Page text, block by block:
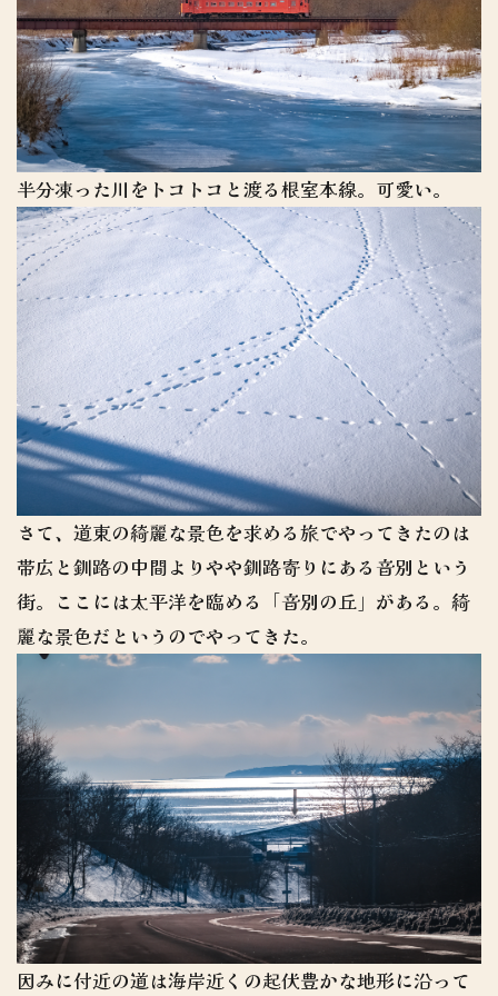
半分凍った川をトコトコと渡る根室本線。可愛い。
さて、道東の綺麗な景色を求める旅でやってきたのは
帯広と釧路の中間よりやや釧路寄りにある音別という
街。ここには太平洋を臨める「音別の丘」がある。綺
麗な景色だというのでやってきた。
因みに付近の道は海岸近くの起伏豊かな地形に沿って